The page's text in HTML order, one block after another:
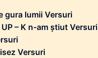
gura lumii Versuri
UP – K n-am știut Versuri
Versuri